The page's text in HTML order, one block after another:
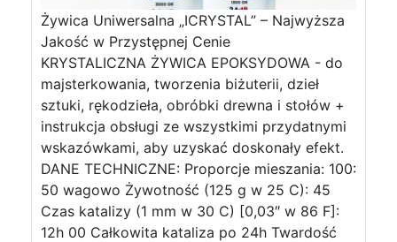
Żywica Uniwersalna „ICRYSTAL” – Najwyższa
Jakość w Przystępnej Cenie
KRYSTALICZNA ŻYWICA EPOKSYDOWA - do
majsterkowania, tworzenia biżuterii, dzieł
sztuki, rękodzieła, obróbki drewna i stołów +
instrukcja obsługi ze wszystkimi przydatnymi
wskazówkami, aby uzyskać doskonały efekt.
DANE TECHNICZNE: Proporcje mieszania: 100:
50 wagowo Żywotność (125 g w 25 C): 45
Czas katalizy (1 mm w 30 C) [0,03″ w 86 F]:
12h 00 Całkowita kataliza po 24h Twardość